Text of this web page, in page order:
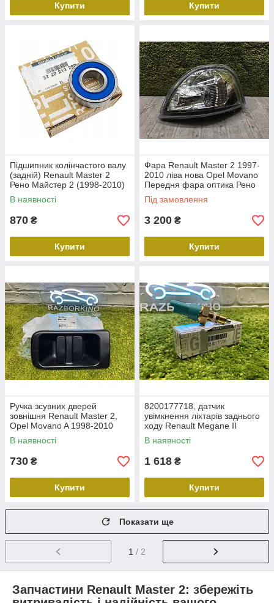
Купити Купити
Підшипник колінчастого валу
(задній) Renault Master 2
Рено Майстер 2 (1998-2010)
- Renault (Оригінал)
8201047054
В наявності
870 ₴
Купити
Фара Renault Master 2 1997-
2010 ліва нова Opel Movano
Передня фара оптика Рено
Майстер FP 5612 R2-E ліва
Під замовлення
3 200 ₴
Купити
Ручка зсувних дверей
зовнішня Renault Master 2,
Opel Movano A 1998-2010
8200856290, 4500454
майстер
В наявності
730 ₴
Купити
8200177718, датчик
увімкнення ліхтарів заднього
ходу Renault Megane II
Оригинал Рено Меган 2
В наявності
1 618 ₴
Купити
Показати ще
1 / 2
Запчастини Renault Master 2: збережіть